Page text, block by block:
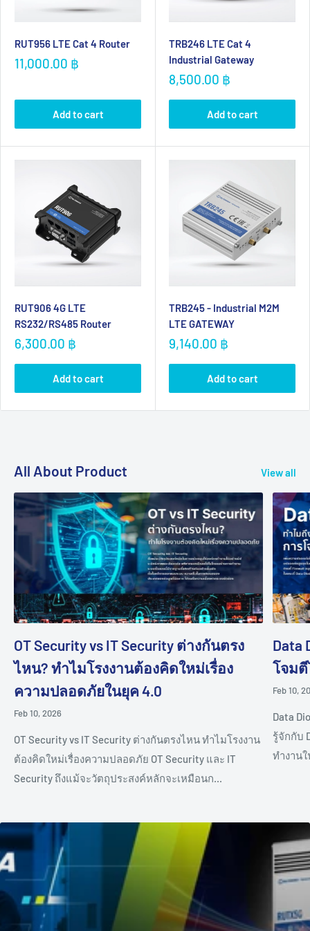
RUT956 LTE Cat 4 Router
Sale
11,000.00 ฿
Add to cart
TRB246 LTE Cat 4
Industrial Gateway
Sale
8,500.00 ฿
Add to cart
RUT906 4G LTE
RS232/RS485 Router
Sale
6,300.00 ฿
Add to cart
TRB245 - Industrial M2M
LTE GATEWAY
Sale
9,140.00 ฿
Add to cart
All About Product View all
OT Security vs IT Security ต่างกันตรง
ไหน? ทำไมโรงงานต้องคิดใหม่เรื่อง
ความปลอดภัยในยุค 4.0
Feb 10, 2026
OT Security vs IT Security ต่างกันตรงไหน ทำไมโรงงาน
ต้องคิดใหม่เรื่องความปลอดภัย OT Security และ IT
Security ถึงแม้จะวัตถุประสงค์หลักจะเหมือนก...
Data
โจมตี
Feb 10,
Data
รู้จักกับ
ทำงานใ